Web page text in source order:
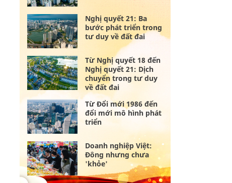
Nghị quyết 21: Ba
bước phát triển trong
tư duy về đất đai
Từ Nghị quyết 18 đến
Nghị quyết 21: Dịch
chuyển trong tư duy
về đất đai
Từ Đổi mới 1986 đến
đổi mới mô hình phát
triển
Doanh nghiệp Việt:
Đông nhưng chưa
'khỏe'